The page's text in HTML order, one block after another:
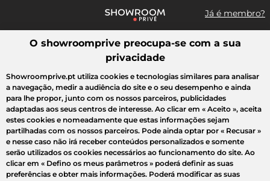
Já é membro?
Pesquisar uma marca, um artigo, uma venda...
Todas as vendas Moda Desporto Casa Criança Beleza
O showroomprive preocupa-se com a sua
privacidade
Showroomprive.pt utiliza cookies e tecnologias similares para analisar
a navegação, medir a audiência do site e o seu desempenho e ainda
para lhe propor, junto com os nossos parceiros, publicidades
adaptadas aos seus centros de interesse. Ao clicar em « Aceito », aceita
estes cookies e nomeadamente que estas informações sejam
partilhadas com os nossos parceiros. Pode ainda optar por « Recusar »
e nesse caso não irá receber conteúdos personalizados e somente
serão utilizados os cookies necessários ao funcionamento do site. Ao
clicar em « Defino os meus parâmetros » poderá definir as suas
preferências e obter mais informações. Poderá modificar as suas